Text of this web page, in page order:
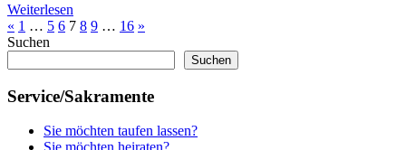
Weiterlesen
Seitennummerierung
der
Beiträge
« Vorherige
Beiträge
1 … 5 6 7 8 9 … 16 Nächste
»
Suchen
Suchen
Service/Sakramente
Sie möchten taufen lassen?